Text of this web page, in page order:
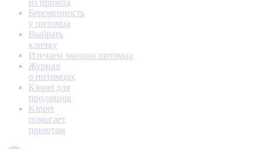
из приюта
Беременность
у питомца
Выбрать
кличку
Изучаем эмоции питомца
Журнал
о питомцах
Kinpet для
продавцов
Kinpet
помогает
приютам